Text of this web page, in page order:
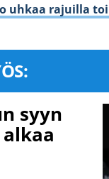
uhkaa rajuilla
syyn